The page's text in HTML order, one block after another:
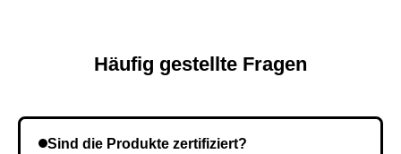
Häufig gestellte Fragen
Sind die Produkte zertifiziert?